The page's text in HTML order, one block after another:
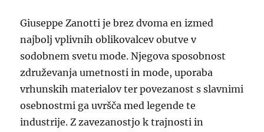
Giuseppe Zanotti je brez dvoma en izmed
najbolj vplivnih oblikovalcev obutve v
sodobnem svetu mode. Njegova sposobnost
združevanja umetnosti in mode, uporaba
vrhunskih materialov ter povezanost s slavnimi
osebnostmi ga uvršča med legende te
industrije. Z zavezanostjo k trajnosti in